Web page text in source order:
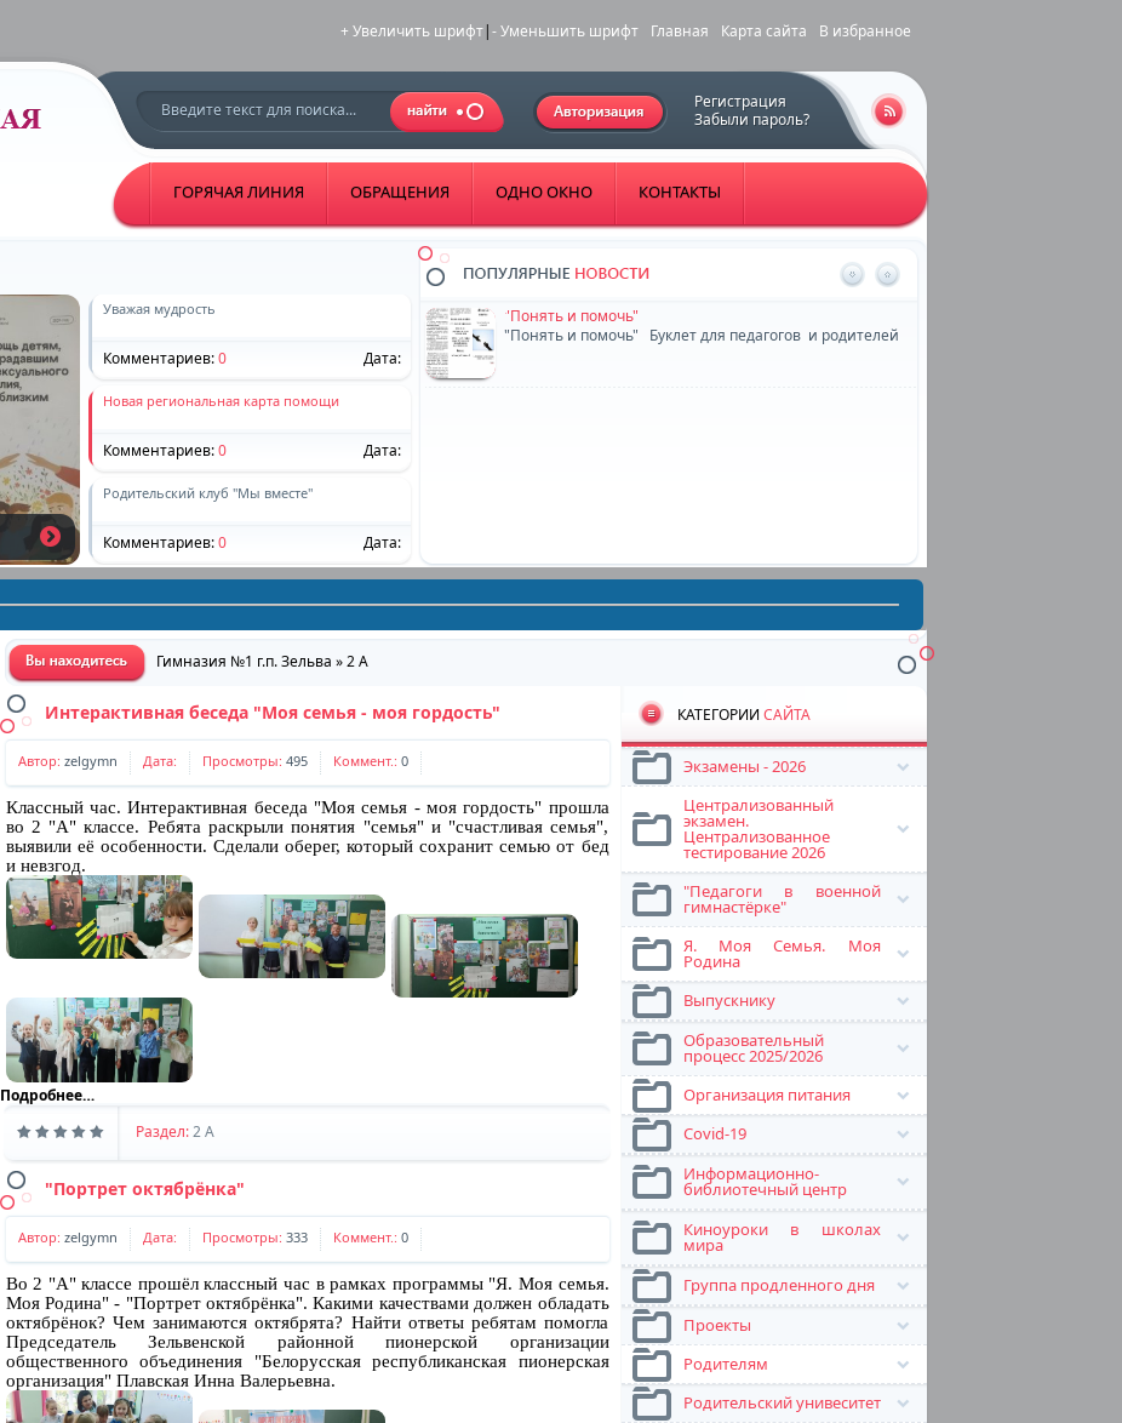
+ Увеличить шрифт|- Уменьшить шрифт Главная Карта сайта В избранное
Регистрация
Забыли пароль?
ГОРЯЧАЯ ЛИНИЯ ОБРАЩЕНИЯ ОДНО ОКНО КОНТАКТЫ
"Понять и помочь"
"Понять и помочь" Буклет для педагогов и родителей
Уважая мудрость
Комментариев:0 Дата:
Новая региональная карта помощи
Комментариев:0 Дата:
Родительский клуб "Мы вместе"
Комментариев:0 Дата:
График факультативных занятий и занятий
по интересам
Комментариев:0 Дата:
Сохраним ребенку жизнь
"Понять и помочь"
Комментариев:0 Дата:
Графики работы специалистов
Комментариев: Дата:
Школа социальной адаптации
Комментариев: Дата:
Приглашаем присоединиться
Наши контакты
Комментариев:0
Гимназия №1 г.п. Зельва »2 A
КАТЕГОРИИ САЙТА
Экзамены - 2026
Централизованный
экзамен.
Централизованное
тестирование 2026
"Педагоги в военной
гимнастёрке"
Я. Моя Семья. Моя
Родина
Выпускнику
Образовательный
процесс 2025/2026
Организация питания
Covid-19
Информационно-
библиотечный центр
Киноуроки в школах
мира
Группа продленного дня
Проекты
Родителям
Родительский унивеситет
Интерактивная беседа "Моя семья - моя гордость"
Автор: zelgymn Дата: Просмотры: 495 Коммент.: 0
Классный час. Интерактивная беседа "Моя семья - моя гордость" прошла
во 2 "А" классе. Ребята раскрыли понятия "семья" и "счастливая семья",
выявили её особенности. Сделали оберег, который сохранит семью от бед
и невзгод.
Подробнее…
Раздел:2 A
"Портрет октябрёнка"
Автор: zelgymn Дата: Просмотры: 333 Коммент.: 0
Во 2 "А" классе прошёл классный час в рамках программы "Я. Моя семья.
Моя Родина" - "Портрет октябрёнка". Какими качествами должен обладать
октябрёнок? Чем занимаются октябрята? Найти ответы ребятам помогла
Председатель Зельвенской районной пионерской организации
общественного объединения "Белорусская республиканская пионерская
организация" Плавская Инна Валерьевна.